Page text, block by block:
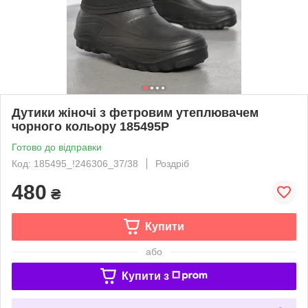
Дутики жіночі з фетровим утеплювачем
чорного кольору 185495P
Готово до відправки
Код: 185495_!246306_37/38
Роздріб
480 ₴
Купити
або
Купити з